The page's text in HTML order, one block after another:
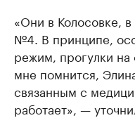
«Они в Колосовке,
№4. В принципе,
режим, прогулки на
мне помнится,
связанным с
работает», —